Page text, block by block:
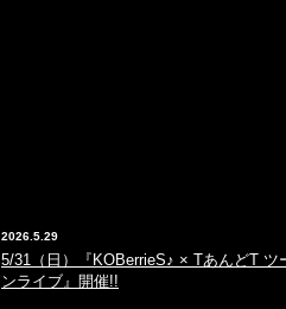
2026.5.29
5/31（日）『KOBerrieS♪ × TあんどT ツ
ンライブ』開催!!